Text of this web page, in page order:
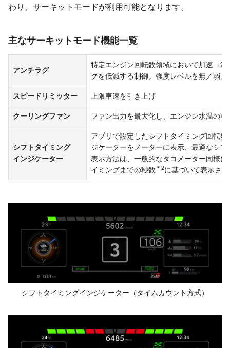
わり、サーキットモードが利用可能となります。
主なサーキットモード機能一覧
アンチラグ
特定エンジン回転数領域において加速→
グを低減する制御。強度レベルを無／弱
スピードリミッター 上限車速を引き上げ
クーリングファン ファン出力を最大化し、エンジン水温の冷
シフトタイミング
インジケーター
アプリで設定したシフトタイミング回転
ジケーターをメーターに表示、最適なシ
表示方法は、一般的なタコメーター同様
イミングまでの秒数 ＊2に基づいて表示さ
シフトタイミングインジケーター （タイムカウント方式）